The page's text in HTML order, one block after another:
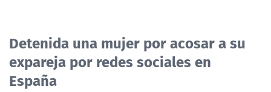
Detenida una mujer por acosar a su
expareja por redes sociales en
España